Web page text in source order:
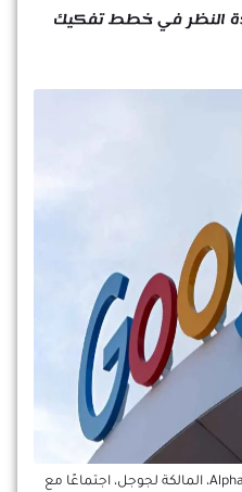
النظر في خطط تفكيك
وفقًا لوكالة رويترز، عقدت شركة Alphabet، المالكة لجوجل، اجتماعًا مع